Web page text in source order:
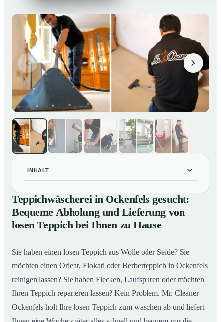
INHALT
01Teppichwäscherei in Ockenfels gesucht: Bequeme
Abholung und Lieferung von losen Teppich bei Ihnen
zu Hause
02 Einblick in unsere Teppichwäscherei in Ockenfels
Teppichwäscherei in Ockenfels gesucht:
Bequeme Abholung und Lieferung von
losen Teppich bei Ihnen zu Hause
Sie haben einen losen Teppich aus Wolle oder Seide? Sie
möchten einen Orient, Flokati oder Berberteppich in Ockenfels
reinigen lassen? Sie haben Flecken, Laufspuren oder möchten
Ihren Teppich reparieren lassen? Kein Problem. Mr. Cleaner
Ockenfels holt Ihre losen Teppich zum waschen ab und liefert